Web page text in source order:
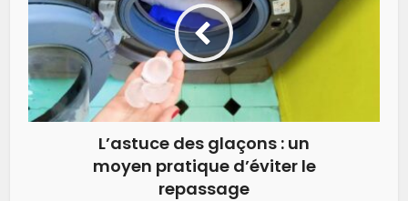
L’astuce des glaçons : un
moyen pratique d’éviter le
repassage